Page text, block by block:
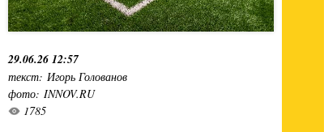
29.06.26 12:57
текст: Игорь Голованов
фото: INNOV.RU
1785